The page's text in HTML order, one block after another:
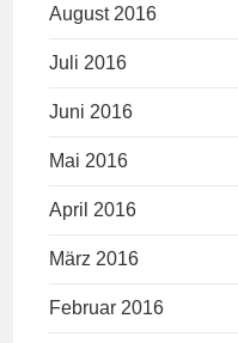
August 2016
Juli 2016
Juni 2016
Mai 2016
April 2016
März 2016
Februar 2016